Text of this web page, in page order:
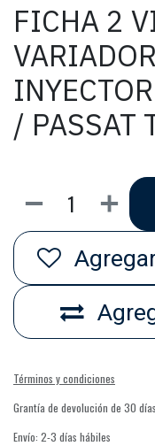
FICHA 2
/ PASSAT
Términos y condiciones
Grantía de devolución de 30 días
Envío: 2-3 días hábiles